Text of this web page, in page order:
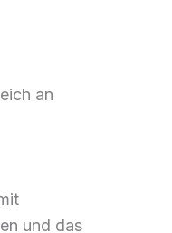
an
und das